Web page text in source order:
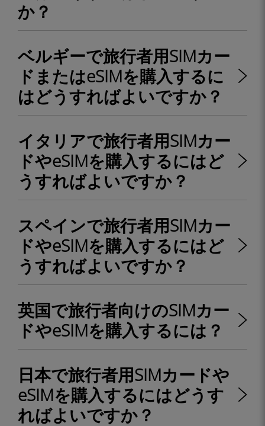
か？
ベルギーで旅行者用SIMカー
ドまたはeSIMを購入するに
はどうすればよいですか？
イタリアで旅行者用SIMカー
ドやeSIMを購入するにはど
うすればよいですか？
スペインで旅行者用SIMカー
ドやeSIMを購入するにはど
うすればよいですか？
英国で旅行者向けのSIMカー
ドやeSIMを購入するには？
日本で旅行者用SIMカードや
eSIMを購入するにはどうす
ればよいですか？